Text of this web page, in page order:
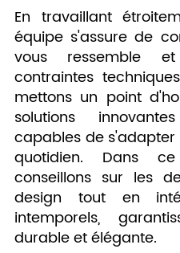
En travaillant
équipe s'assure de
vous ressemble
contraintes
mettons un point
solutions
capables de
quotidien. Dans
conseillons sur les
design tout en
intemporels,
durable et élégante.